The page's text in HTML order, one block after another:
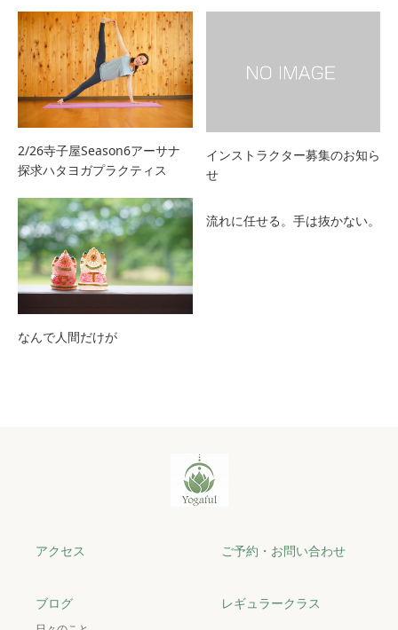
2/26寺子屋Season6アーサナ
探求ハタヨガプラクティス
インストラクター募集のお知ら
せ
なんで人間だけが
流れに任せる。手は抜かない。
アクセス ご予約・お問い合わせ
ブログ レギュラークラス